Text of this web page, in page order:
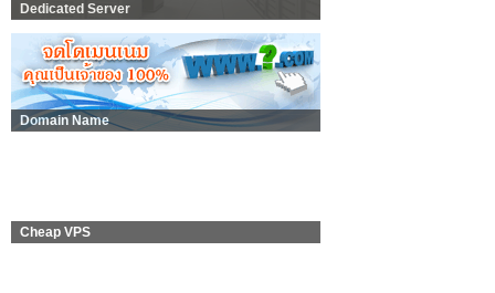
Dedicated Server
Domain Name
Cheap VPS